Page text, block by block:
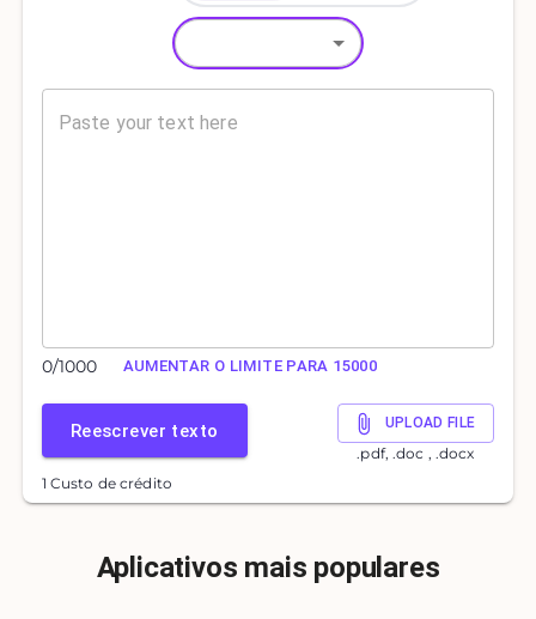
0/1000 AUMENTAR O LIMITE PARA 15000
Reescrever texto UPLOAD FILE
.pdf, .doc , .docx
1 Custo de crédito
Aplicativos mais populares